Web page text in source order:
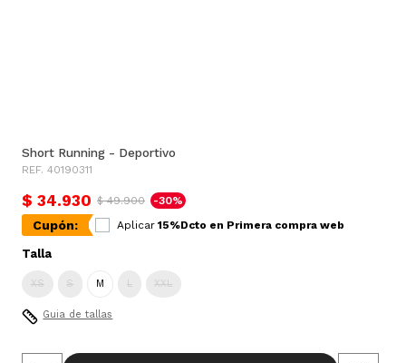
Short Running - Deportivo
REF. 40190311
$ 34.930 $ 49.900 -30%
Cupón: Aplicar 15%Dcto en Primera compra web
Talla
XS S M L XXL
Guia de tallas